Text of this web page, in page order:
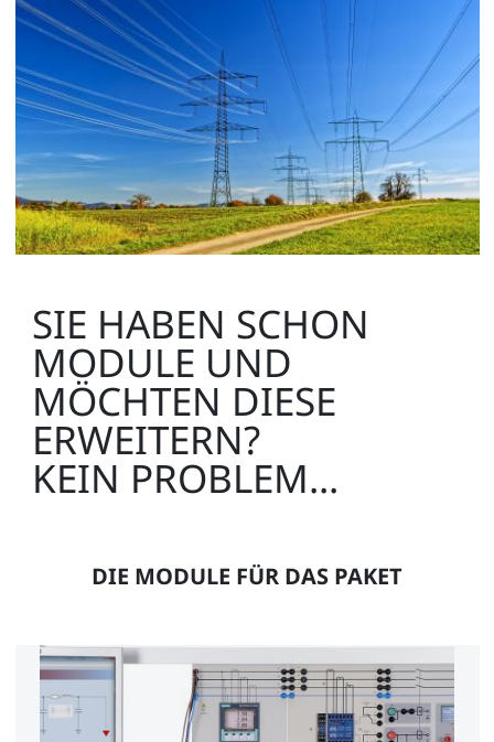
SIE HABEN SCHON
MODULE UND
MÖCHTEN DIESE
ERWEITERN?
KEIN PROBLEM...
DIE MODULE FÜR DAS PAKET